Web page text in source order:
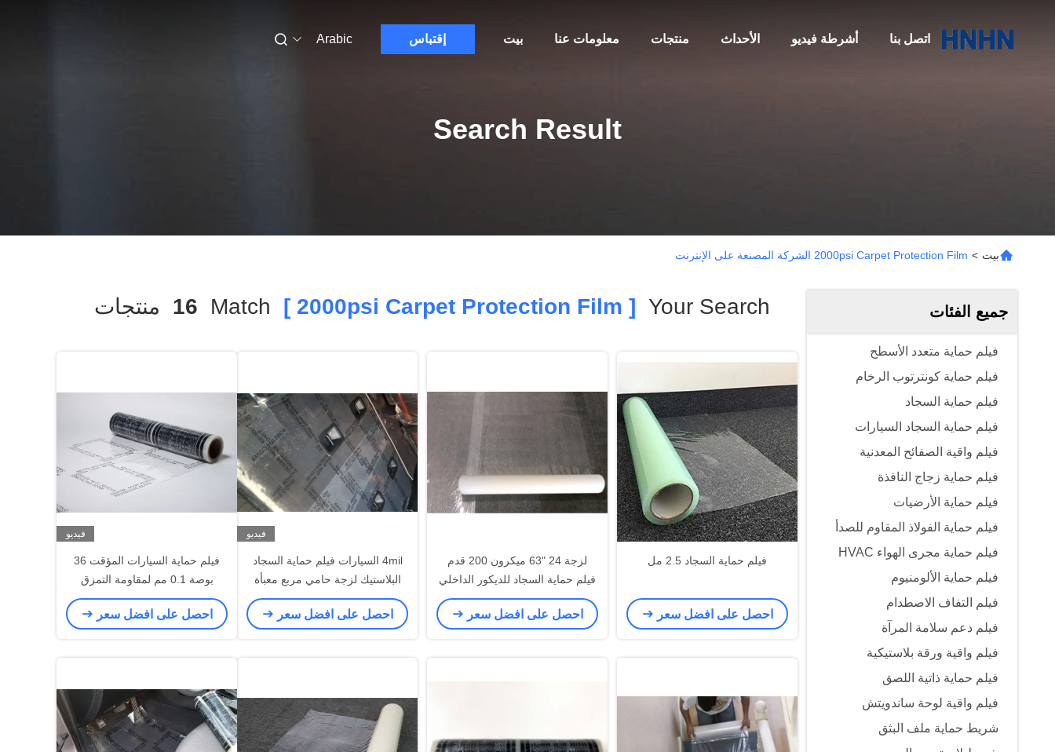
بيت معلومات عنا منتجات الأحداث أشرطة فيديو اتصل بنا إقتباس Arabic
Search Result
بيت > 2000psi Carpet Protection Film الشركة المصنعة على الإنترنت
جميع الفئات
فيلم حماية متعدد الأسطح
فيلم حماية كونترتوب الرخام
فيلم حماية السجاد
فيلم حماية السجاد السيارات
فيلم واقية الصفائح المعدنية
فيلم حماية زجاج النافذة
فيلم حماية الأرضيات
فيلم حماية الفولاذ المقاوم للصدأ
فيلم حماية مجرى الهواء HVAC
فيلم حماية الألومنيوم
فيلم التفاف الاصطدام
فيلم دعم سلامة المرآة
فيلم واقية ورقة بلاستيكية
فيلم حماية ذاتية اللصق
فيلم واقية لوحة ساندويتش
شريط حماية ملف البثق
Your Search
[ 2000psi Carpet Protection Film ]
16 منتجات
فيلم حماية السجاد 2.5 مل
احصل على افضل سعر
لزجة 24 "63 ميكرون 200 قدم
فيلم حماية السجاد للديكور الداخلي
احصل على افضل سعر
فيديو
4mil السيارات فيلم حماية السجاد
البلاستيك لزجة حامي مربع معبأة
احصل على افضل سعر
فيديو
فيلم حماية السيارات المؤقت 36
بوصة 0.1 مم لمقاومة التمزق
احصل على افضل سعر